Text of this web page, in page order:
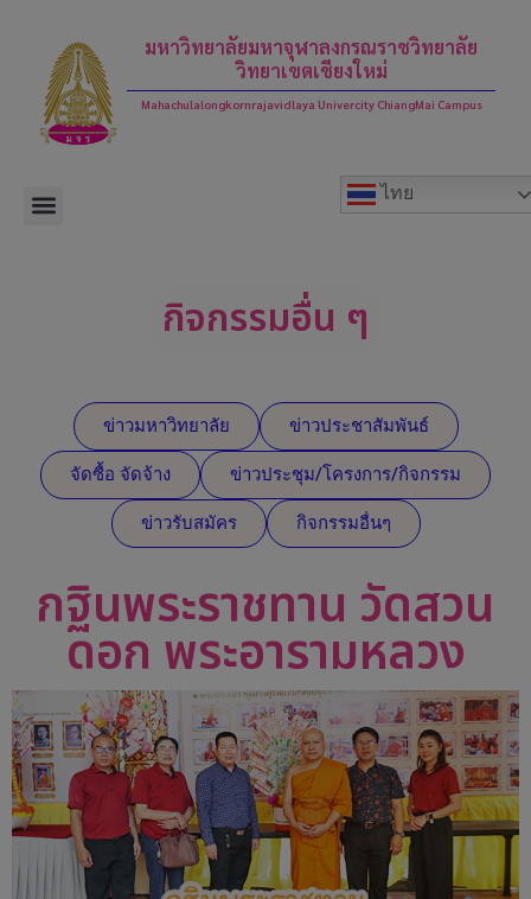
มหาวิทยาลัยมหาจุฬาลงกรณราชวิทยาลัย
วิทยาเขตเชียงใหม่
Mahachulalongkornrajavidlaya Univercity ChiangMai Campus
ไทย
กิจกรรมอื่น ๆ
ข่าวมหาวิทยาลัย ข่าวประชาสัมพันธ์
จัดซื้อ จัดจ้าง ข่าวประชุม/โครงการ/กิจกรรม
ข่าวรับสมัคร กิจกรรมอื่นๆ
กฐินพระราชทาน วัดสวน
ดอก พระอารามหลวง